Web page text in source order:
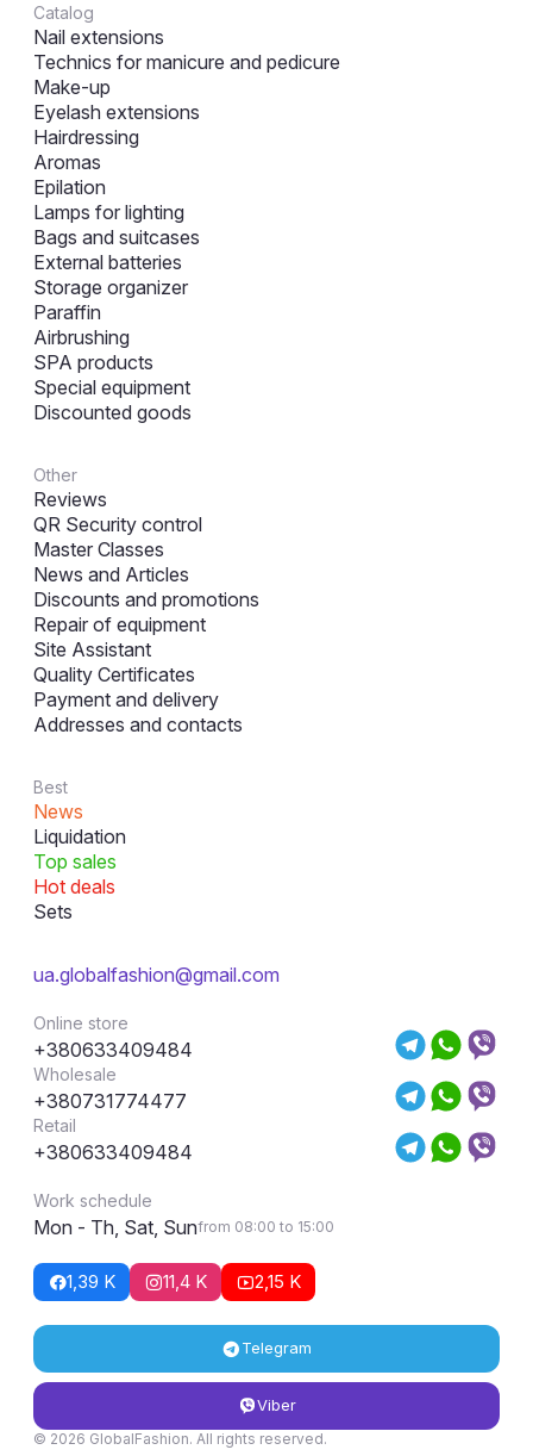
Catalog
Nail extensions
Technics for manicure and pedicure
Make-up
Eyelash extensions
Hairdressing
Aromas
Epilation
Lamps for lighting
Bags and suitcases
External batteries
Storage organizer
Paraffin
Airbrushing
SPA products
Special equipment
Discounted goods
Other
Reviews
QR Security control
Master Classes
News and Articles
Discounts and promotions
Repair of equipment
Site Assistant
Quality Certificates
Payment and delivery
Addresses and contacts
Best
News
Liquidation
Top sales
Hot deals
Sets
ua.globalfashion@gmail.com
Online store
+380633409484
Wholesale
+380731774477
Retail
+380633409484
Work schedule
Mon - Th, Sat, Sunfrom 08:00 to 15:00
1,39 K 11,4 K 2,15 K
Telegram
Viber
© 2026 GlobalFashion. All rights reserved.